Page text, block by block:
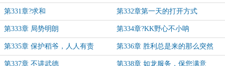
第331章?求和 第332章第一天的打开方式
第333章 局势明朗 第334章?KK野心不小呐
第335章 保护稻爷，人人有责 第336章 胜利总是来的那么突然
第337章 不讲武德 第338章 如龙服务，保您满意